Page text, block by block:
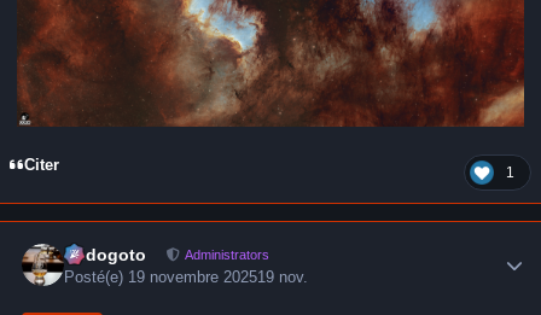
Citer 1
frédogoto Administrators
Posté(e) 19 novembre 202519 nov.